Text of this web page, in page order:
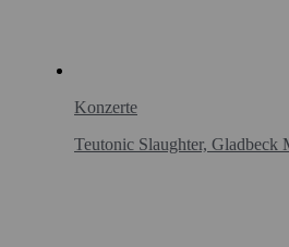
Konzerte
Teutonic Slaughter, Gladbeck